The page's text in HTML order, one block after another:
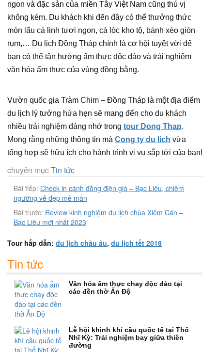
ngon và đặc sản của miền Tây Việt Nam cũng thú vị
không kém. Du khách khi đến đây có thể thưởng thức
món lẩu cá linh tươi ngon, cá lóc kho tộ, bánh xèo giòn
rụm,… Du lịch Đồng Tháp chính là cơ hội tuyệt vời để
bạn có thể tận hưởng ẩm thực độc đáo và trải nghiệm
văn hóa ẩm thực của vùng đồng bằng.
Vườn quốc gia Tràm Chim – Đồng Tháp là một địa điểm
du lịch lý tưởng hứa hẹn sẽ mang đến cho du khách
nhiều trải nghiệm đáng nhớ trong tour Dong Thap.
Mong rằng những thông tin mà Cong ty du lich vừa
tổng hợp sẽ hữu ích cho hành trình vi vu sắp tới của bạn!
chuyên mụcTin tức
Bài tiếp: Check in cánh đồng điện gió – Bạc Liêu, chiêm
ngưỡng vẻ đẹp mê mẩn
Bài trước: Review kinh nghiệm du lịch chùa Xiêm Cán –
Bạc Liêu mới nhất 2023
Tour hấp dẫn: du lịch châu âu, du lịch tết 2018
Tin tức
Văn hóa ẩm thực chay độc đáo tại
các đền thờ Ấn Độ
Lễ hội khinh khí cầu quốc tế tại Thổ
Nhĩ Kỳ: Trải nghiệm bay giữa thiên
đường